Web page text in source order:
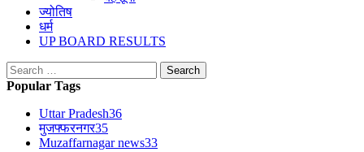
ज्योतिष
धर्म
UP BOARD RESULTS
Search
for:
Popular Tags
Uttar Pradesh36
मुजफ्फरनगर35
Muzaffarnagar news33